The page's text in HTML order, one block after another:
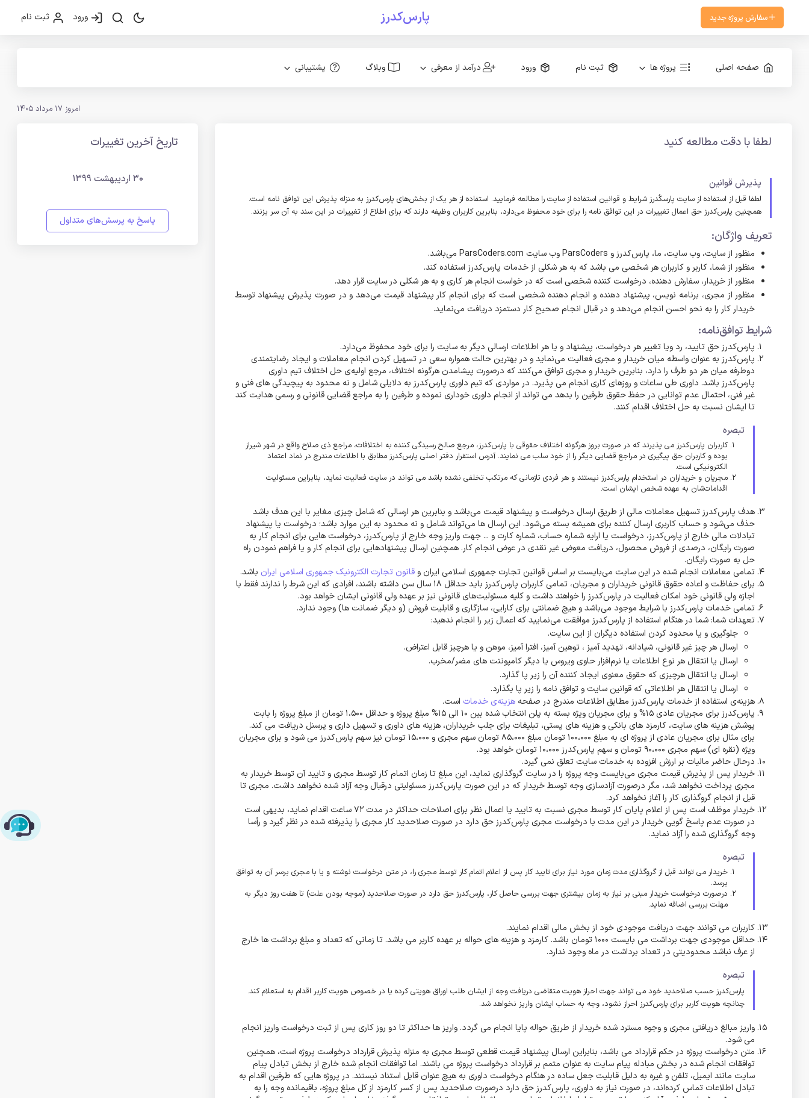
پارس‌کدرز سفارش پروژه جدید ورود ثبت نام
صفحه اصلی پروژه ها ثبت نام ورود درآمد از معرفی وبلاگ پشتیبانی
امروز 17 مرداد 1405
لطفا با دقت مطالعه کنید
پذیرش قوانین
لطفا قبل از استفاده از سایت پارسکُدرز شرایط و قوانین استفاده از سایت را مطالعه فرمایید. استفاده از هر یک از بخش‌های پارس‌کدرز به منزله پذیرش این توافق نامه است.
همچنین پارس‌کدرز حق اعمال تغییرات در این توافق نامه را برای خود محفوظ می‌دارد، بنابرین کاربران وظیفه دارند که برای اطلاع از تغییرات در این سند به آن سر بزنند.
تعریف واژگان:
منظور از سایت، وب سایت، ما، پارس‌کدرز و ParsCoders وب سایت ParsCoders.com می‌باشد.
منظور از شما، کاربر و کاربران هر شخصی می باشد که به هر شکلی از خدمات پارس‌کدرز استفاده کند.
منظور از خریدار، سفارش دهنده، درخواست کننده شخصی است که در خواست انجام هر کاری و به هر شکلی در سایت قرار دهد.
منظور از مجری، برنامه نویس، پیشنهاد دهنده و انجام دهنده شخصی است که برای انجام کار پیشنهاد قیمت می‌دهد و در صورت پذیرش پیشنهاد توسط
خریدار کار را به نحو احسن انجام می‌دهد و در قبال انجام صحیح کار دستمزد دریافت می‌نماید.
شرایط توافق‌نامه:
پارس‌کدرز حق تایید، رد ویا تغییر هر درخواست، پیشنهاد و یا هر اطلاعات ارسالی دیگر به سایت را برای خود محفوظ می‌دارد.
پارس‌کدرز به عنوان واسطه میان خریدار و مجری فعالیت می‌نماید و در بهترین حالت همواره سعی در تسهیل کردن انجام معاملات و ایجاد رضایتمندی
دوطرفه میان هر دو طرف را دارد، بنابرین خریدار و مجری توافق می‌کنند که درصورت پیشامدن هرگونه اختلاف، مرجع اولیه‌ی حل اختلاف تیم داوری
پارس‌کدرز باشد. داوری طی ساعات و روزهای کاری انجام می پذیرد. در مواردی که تیم داوری پارس‌کدرز به دلایلی شامل و نه محدود به پیچیدگی های فنی و
غیر فنی، احتمال عدم توانایی در حفظ حقوق طرفین را بدهد می تواند از انجام داوری خوداری نموده و طرفین را به مراجع قضایی قانونی و رسمی هدایت کند
تا ایشان نسبت به حل اختلاف اقدام کنند.
تبصره
کاربران پارس‌کدرز می پذیرند که در صورت بروز هرگونه اختلاف حقوقی با پارس‌کدرز، مرجع صالح رسیدگی کننده به اختلافات، مراجع ذی صلاح واقع در شهر شیراز
بوده و کاربران حق پیگیری در مراجع قضایی دیگر را از خود سلب می نمایند. آدرس استقرار دفتر اصلی پارس‌کدرز مطابق با اطلاعات مندرج در نماد اعتماد
الکترونیکی است.
مجریان و خریداران در استخدام پارس‌کدرز نیستند و هر فردی تازمانی که مرتکب تخلفی نشده باشد می تواند در سایت فعالیت نماید، بنابراین مسئولیت
اقدامات‌شان به عهده شخص ایشان است.
هدف پارس‌کدرز تسهیل معاملات مالی از طریق ارسال درخواست و پیشنهاد قیمت می‌باشد و بنابرین هر ارسالی که شامل چیزی مغایر با این هدف باشد
حذف می‌شود و حساب کاربری ارسال کننده برای همیشه بسته می‌شود. این ارسال ها می‌تواند شامل و نه محدود به این موارد باشد؛ درخواست یا پیشنهاد
تبادلات مالی خارج از پارس‌کدرز، درخواست یا ارایه شماره حساب، شماره کارت و ... جهت واریز وجه خارج از پارس‌کدرز، درخواست هایی برای انجام کار به
صورت رایگان، درصدی از فروش محصول، دریافت معوض غیر نقدی در عوض انجام کار. همچنین ارسال پیشنهادهایی برای انجام کار و یا فراهم نمودن راه
حل به صورت رایگان.
تمامی معاملات انجام شده در این سایت می‌بایست بر اساس قوانین تجارت جمهوری اسلامی ایران و قانون تجارت الکترونیک جمهوری اسلامی ایران باشد.
برای حفاظت و اعاده حقوق قانونی خریداران و مجریان، تمامی کاربران پارس‌کدرز باید حداقل 18 سال سن داشته باشند، افرادی که این شرط را ندارند فقط با
اجازه ولی قانونی خود امکان فعالیت در پارس‌کدرز را خواهند داشت و کلیه مسئولیت‌های قانونی نیز بر عهده ولی قانونی ایشان خواهد بود.
تمامی خدمات پارس‌کدرز با شرایط موجود می‌باشد و هیچ ضمانتی برای کارایی، سازگاری و قابلیت‌ فروش (و دیگر ضمانت ها) وجود ندارد.
تعهدات شما: شما در هنگام استفاده از پارس‌کدرز موافقت می‌نمایید که اعمال زیر را انجام ندهید:
جلوگیری و یا محدود کردن استفاده دیگران از این سایت.
ارسال هر چیز غیر قانونی، شیادانه، تهدید آمیز ، توهین آمیز، افترا آمیز، موهن‌ و یا هرچیز قابل اعتراض.
ارسال یا انتقال هر نوع اطلاعات یا نرم‌افزار حاوی ویروس یا دیگر کامپوننت های مضر/مخرب.
ارسال یا انتقال هرچیزی که حقوق معنوی ایجاد کننده آن را زیر پا گذارد.
ارسال یا انتقال هر اطلاعاتی که قوانین سایت و توافق نامه را زیر پا بگذارد.
هزینه‌ی استفاده از خدمات پارس‌کدرز مطابق اطلاعات مندرج در صفحه هزینه‌ی خدمات است.
پارس‌کدرز برای مجریان عادی 15% و برای مجریان ویژه بسته به پلن انتخاب شده بین 10 الی 15% مبلغ پروژه و حداقل 1،500 تومان از مبلغ پروژه را بابت
پوشش هزینه های سایت، کارمزد های بانکی و هزینه های پستی، تبلیغات برای جلب خریداران، هزینه های داوری و تسهیل داری و پرسنل دریافت می کند.
برای مثال برای مجریان عادی از پروژه ای به مبلغ 100،000 تومان مبلغ 85،000 تومان سهم مجری و 15،000 تومان نیز سهم پارس‌کدرز می شود و برای مجریان
ویژه (نقره ای) سهم مجری 90،000 تومان و سهم پارس‌کدرز 10،000 تومان خواهد بود.
درحال حاضر مالیات بر ارزش افزوده به خدمات سایت تعلق نمی گیرد.
خریدار پس از پذیرش قیمت مجری می‌بایست وجه پروژه را در سایت گروگذاری نماید، این مبلغ تا زمان اتمام کار توسط مجری و تایید آن توسط خریدار به
مجری پرداخت نخواهد شد، مگر درصورت آزادسازی وجه توسط خریدار که در این صورت پارس‌کدرز مسئولیتی درقبال وجه آزاد شده نخواهد داشت. مجری تا
قبل از انجام گروگذاری کار را آغاز نخواهد کرد.
خریدار موظف است پس از اعلام پایان کار توسط مجری نسبت به تایید یا اعمال نظر برای اصلاحات حداکثر در مدت 72 ساعت اقدام نماید، بدیهی است
در صورت عدم پاسخ گویی خریدار در این مدت با درخواست مجری پارس‌کدرز حق دارد در صورت صلاحدید کار مجری را پذیرفته شده در نظر گیرد و رأسا
وجه گروگذاری شده را آزاد نماید.
تبصره
خریدار می تواند قبل از گروگذاری مدت زمان مورد نیاز برای تایید کار پس از اعلام اتمام کار توسط مجری را، در متن درخواست نوشته و یا با مجری برسر آن به توافق
برسد.
درصورت درخواست خریدار مبنی بر نیاز به زمان بیشتری جهت بررسی حاصل کار، پارس‌کدرز حق دارد در صورت صلاحدید (موجه بودن علت) تا هفت روز دیگر به
مهلت بررسی اضافه نماید.
کاربران می توانند جهت دریافت موجودی خود از بخش مالی اقدام نمایند.
حداقل موجودی جهت برداشت می بایست 1000 تومان باشد. کارمزد و هزینه های حواله بر عهده کاربر می باشد. تا زمانی که تعداد و مبلغ برداشت ها خارج
از عرف نباشد محدودیتی در تعداد برداشت در ماه وجود ندارد.
تبصره
پارس‌کدرز حسب صلاحدید خود می تواند جهت احراز هویت متقاضی دریافت وجه از ایشان طلب اوراق هویتی کرده یا در خصوص هویت کاربر اقدام به استعلام کند.
چنانچه هویت کاربر برای پارس‌کدرز احراز نشود، وجه به حساب ایشان واریز نخواهد شد.
واریز مبالغ دریافتی مجری و وجوه مسترد شده خریدار از طریق حواله پایا انجام می گردد. واریز ها حداکثر تا دو روز کاری پس از ثبت درخواست واریز انجام
می شود.
متن درخواست پروژه در حکم قرارداد می باشد، بنابراین ارسال پیشنهاد قیمت قطعی توسط مجری به منزله پذیرش قرارداد درخواست پروژه است، همچنین
توافقات انجام شده در بخش مبادله پیام سایت به عنوان متمم بر قرارداد درخواست پروژه می باشند. اما توافقات انجام شده خارج از بخش تبادل پیام
سایت مانند ایمیل، تلفن و غیره به دلیل قابلیت جعل ساده در هنگام درخواست داوری به هیچ عنوان قابل استناد نیستند. در پروژه هایی که طرفین اقدام به
تبادل اطلاعات تماس کرده‌اند، در صورت نیاز به داوری، پارس‌کدرز حق دارد درصورت صلاحدید پس از کسر کارمزد از کل مبلغ پروژه، باقیمانده وجه را به
تاریخ آخرین تغییرات
30 اردیبهشت 1399
پاسخ به پرسش‌های متداول
چت با پشتیبانی پارس‌کدرز